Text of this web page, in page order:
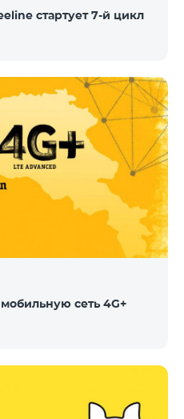
стартует 7-й цикл
сеть 4G+